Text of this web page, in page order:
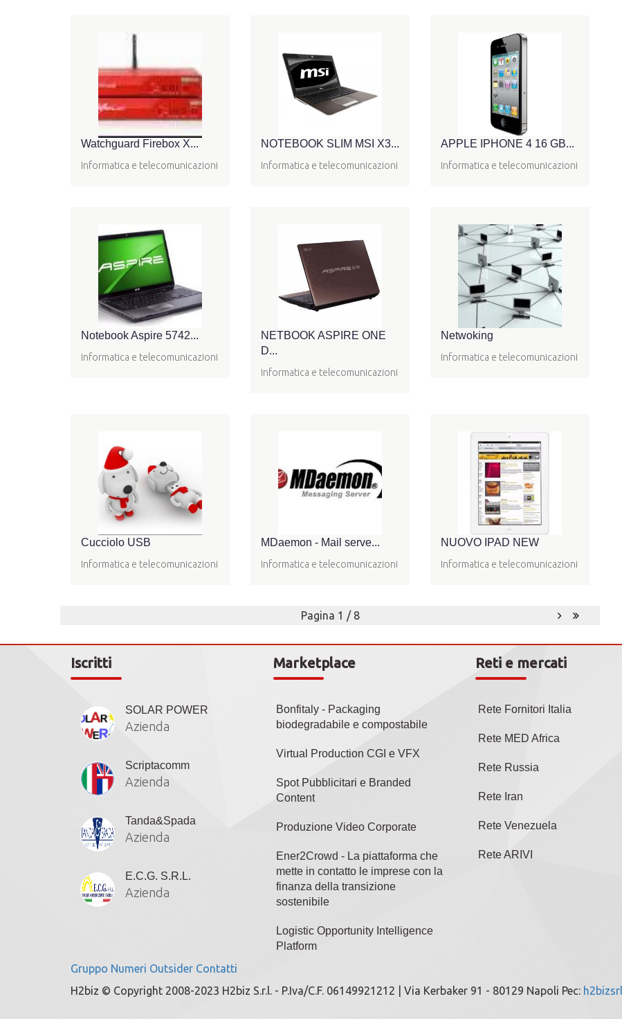
Watchguard Firebox X...
Informatica e telecomunicazioni
NOTEBOOK SLIM MSI X3...
Informatica e telecomunicazioni
APPLE IPHONE 4 16 GB...
Informatica e telecomunicazioni
Notebook Aspire 5742...
Informatica e telecomunicazioni
NETBOOK ASPIRE ONE
D...
Informatica e telecomunicazioni
Netwoking
Informatica e telecomunicazioni
Cucciolo USB
Informatica e telecomunicazioni
MDaemon - Mail serve...
Informatica e telecomunicazioni
NUOVO IPAD NEW
Informatica e telecomunicazioni
Pagina 1 / 8
Iscritti
SOLAR POWER
Azienda
Scriptacomm
Azienda
Tanda&Spada
Azienda
E.C.G. S.R.L.
Azienda
Marketplace
Bonfitaly - Packaging
biodegradabile e compostabile
Virtual Production CGI e VFX
Spot Pubblicitari e Branded
Content
Produzione Video Corporate
Ener2Crowd - La piattaforma che
mette in contatto le imprese con la
finanza della transizione
sostenibile
Logistic Opportunity Intelligence
Platform
Reti e mercati
Rete Fornitori Italia
Rete MED Africa
Rete Russia
Rete Iran
Rete Venezuela
Rete ARIVI
Gruppo Numeri Outsider Contatti
H2biz © Copyright 2008-2023 H2biz S.r.l. - P.Iva/C.F. 06149921212 | Via Kerbaker 91 - 80129 Napoli Pec: